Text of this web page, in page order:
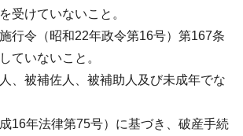
受けていないこと。
行令（昭和22年政令第16号）第167条
ていないこと。
、被補佐人、被補助人及び未成年でな
16年法律第75号）に基づき、破産手続